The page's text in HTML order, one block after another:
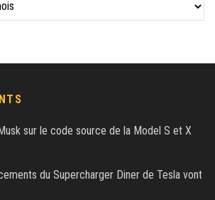
sur le code source de la Model S et X
du Supercharger Diner de Tesla vont